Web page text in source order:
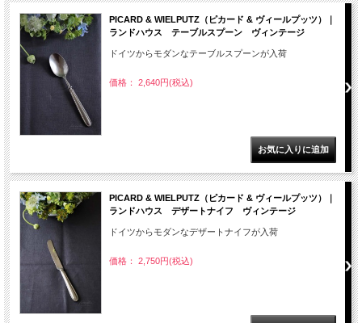
PICARD & WIELPUTZ（ピカード & ヴィールプッツ）｜
ランドハウス テーブルスプーン ヴィンテージ
ドイツからモダンなテーブルスプーンが入荷
価格： 2,640円(税込)
PICARD & WIELPUTZ（ピカード & ヴィールプッツ）｜
ランドハウス デザートナイフ ヴィンテージ
ドイツからモダンなデザートナイフが入荷
価格： 2,750円(税込)